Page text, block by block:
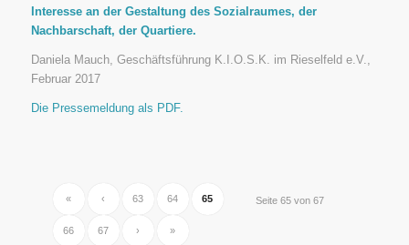
Interesse an der Gestaltung des Sozialraumes, der
Nachbarschaft, der Quartiere.
Daniela Mauch, Geschäftsführung K.I.O.S.K. im Rieselfeld e.V.,
Februar 2017
Die Pressemeldung als PDF.
Seite 65 von 67
« ‹ 63 64 65
66 67 › »